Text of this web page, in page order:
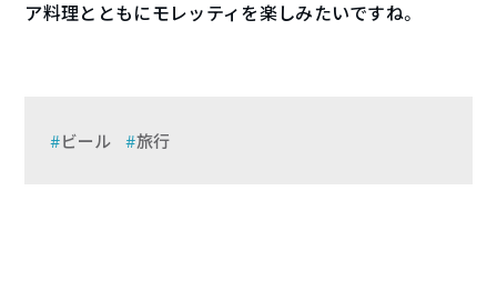
ア料理とともにモレッティを楽しみたいですね。
ビール 旅行